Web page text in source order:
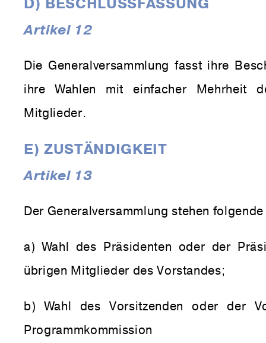
Artikel 12
Die Generalversammlung fasst ihre
ihre Wahlen mit einfacher Mehrheit
Mitglieder.
E) ZUSTÄNDIGKEIT
Artikel 13
Der Generalversammlung stehen
a) Wahl des Präsidenten oder der
übrigen Mitglieder des Vorstandes;
b) Wahl des Vorsitzenden oder der
Programmkommission